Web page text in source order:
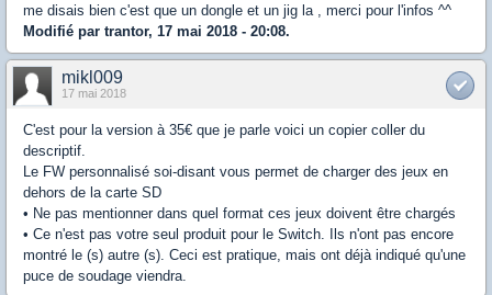
me disais bien c'est que un dongle et un jig la , merci pour l'infos ^^
Modifié par trantor, 17 mai 2018 - 20:08.
mikl009
17 mai 2018
C'est pour la version à 35€ que je parle voici un copier coller du
descriptif.
Le FW personnalisé soi-disant vous permet de charger des jeux en
dehors de la carte SD
• Ne pas mentionner dans quel format ces jeux doivent être chargés
• Ce n'est pas votre seul produit pour le Switch. Ils n'ont pas encore
montré le (s) autre (s). Ceci est pratique, mais ont déjà indiqué qu'une
puce de soudage viendra.